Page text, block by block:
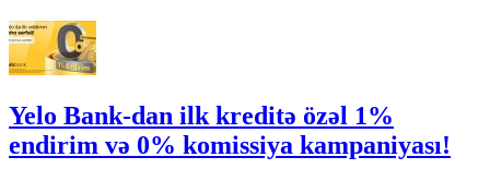
Yelo Bank-dan ilk kreditə özəl 1%
endirim və 0% komissiya kampaniyası!